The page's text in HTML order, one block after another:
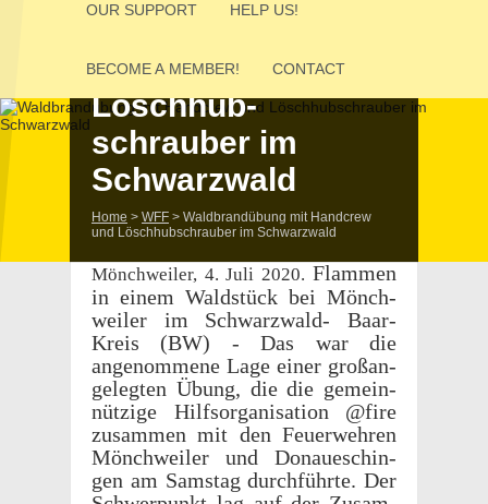
OUR SUPPORT HELP US!
BECOME A MEMBER! CONTACT
mit Hand­crew und
Löschhub­
schrauber im
Schwarzwald
Home > WFF > Wald­brandübung mit Hand­crew
und Löschhub­schrauber im Schwarzwald
Mönch­weiler, 4. Juli 2020. Flam­men
in einem Wald­stück bei Mönch­
weiler im Schwarzwald- Baar-
Kreis (BW) - Das war die
angenommene Lage einer großan­
gelegten Übung, die die gemein­
nützige Hilf­sor­gan­i­sa­tion @fire
zusam­men mit den Feuer­wehren
Mönch­weiler und Donaueschin­
gen am Samstag durch­führte. Der